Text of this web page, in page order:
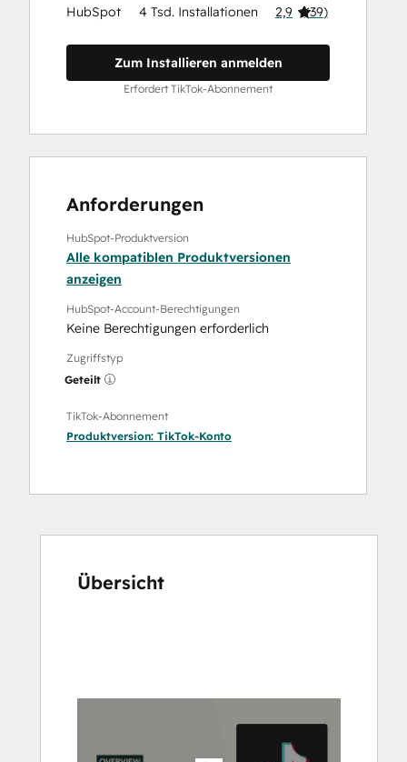
HubSpot 4 Tsd. Installationen 2,9 (39)
Zum Installieren anmelden
Erfordert TikTok-Abonnement
Anforderungen
HubSpot-Produktversion
Alle kompatiblen Produktversionen
anzeigen
HubSpot-Account-Berechtigungen
Keine Berechtigungen erforderlich
Zugriffstyp
Geteilt
TikTok-Abonnement
Produktversion: TikTok-Konto
Übersicht